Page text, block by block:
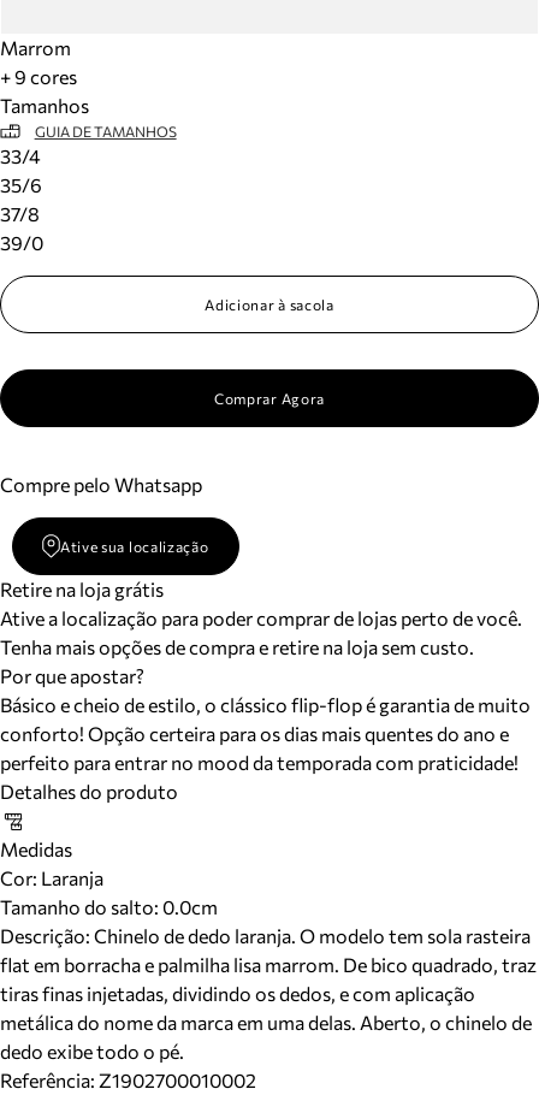
Marrom
+ 9 cores
Tamanhos
GUIA DE TAMANHOS
33/4
35/6
37/8
39/0
Adicionar à sacola
Comprar Agora
Compre pelo Whatsapp
Ative sua localização
Retire na loja grátis
Ative a localização para poder comprar de lojas perto de você.
Tenha mais opções de compra e retire na loja sem custo.
Por que apostar?
Básico e cheio de estilo, o clássico flip-flop é garantia de muito
conforto! Opção certeira para os dias mais quentes do ano e
perfeito para entrar no mood da temporada com praticidade!
Detalhes do produto
Medidas
Cor: Laranja
Tamanho do salto: 0.0cm
Descrição: Chinelo de dedo laranja. O modelo tem sola rasteira
flat em borracha e palmilha lisa marrom. De bico quadrado, traz
tiras finas injetadas, dividindo os dedos, e com aplicação
metálica do nome da marca em uma delas. Aberto, o chinelo de
dedo exibe todo o pé.
Referência: Z1902700010002